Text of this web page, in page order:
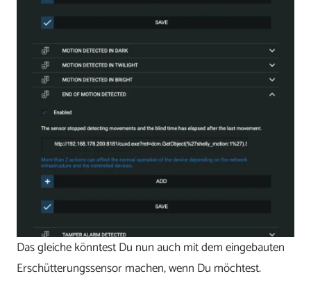
Das gleiche könntest Du nun auch mit dem eingebauten
Erschütterungssensor machen, wenn Du möchtest.